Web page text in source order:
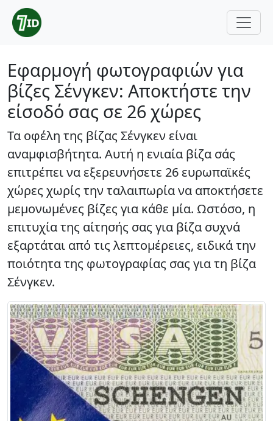
Εφαρμογή φωτογραφιών για
βίζες Σένγκεν: Αποκτήστε την
είσοδό σας σε 26 χώρες
Τα οφέλη της βίζας Σένγκεν είναι
αναμφισβήτητα. Αυτή η ενιαία βίζα σάς
επιτρέπει να εξερευνήσετε 26 ευρωπαϊκές
χώρες χωρίς την ταλαιπωρία να αποκτήσετε
μεμονωμένες βίζες για κάθε μία. Ωστόσο, η
επιτυχία της αίτησής σας για βίζα συχνά
εξαρτάται από τις λεπτομέρειες, ειδικά την
ποιότητα της φωτογραφίας σας για τη βίζα
Σένγκεν.